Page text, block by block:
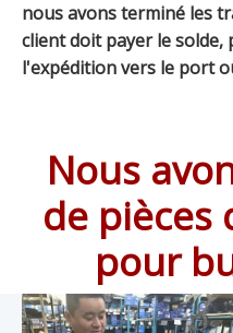
nous avons terminé les
client doit payer le
l'expédition vers le port
Nous
de pièces
pour